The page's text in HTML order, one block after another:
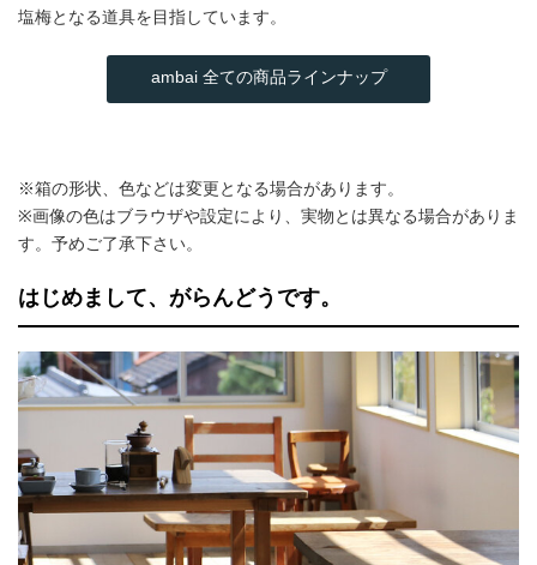
塩梅となる道具を目指しています。
ambai 全ての商品ラインナップ
※箱の形状、色などは変更となる場合があります。
※画像の色はブラウザや設定により、実物とは異なる場合がありま
す。予めご了承下さい。
はじめまして、がらんどうです。